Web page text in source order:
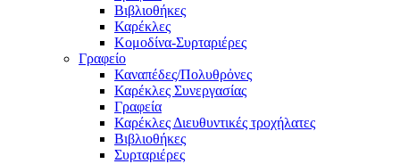
Βιβλιοθήκες
Καρέκλες
Κομοδίνα-Συρταριέρες
Γραφείο
Καναπέδες/Πολυθρὀνες
Καρέκλες Συνεργασίας
Γραφεία
Καρέκλες Διευθυντικές τροχήλατες
Βιβλιοθήκες
Συρταριέρες